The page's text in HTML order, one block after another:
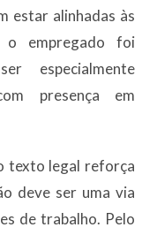
estar alinhadas às
o empregado foi
especialmente
presença em
texto legal reforça
deve ser uma via
de trabalho. Pelo